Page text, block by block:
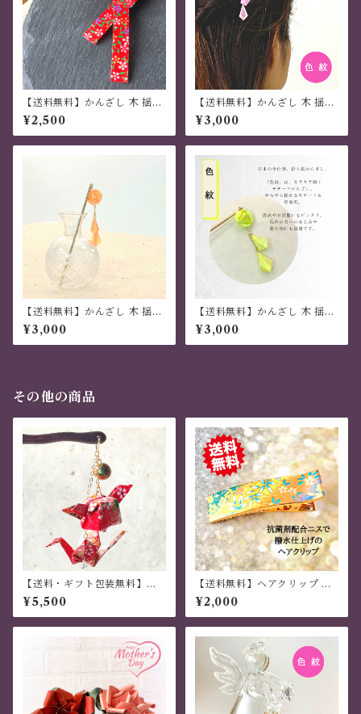
【送料無料】かんざし 木 揺れ
る 普段使い ハンドメイド 日本
伝統 折り紙 撥水仕上げ 職人技
赤 夏祭り 花火大会 プレゼント
¥2,500
【送料無料】かんざし 木 揺れ
る 普段使い ハンドメイド 日本
伝統 折り紙 撥水仕上 職人技
ピンク 夏祭り 花火大会 プレゼ
¥3,000
【送料無料】かんざし 木 揺れ
る 普段使い ハンドメイド 日本
伝統 折り紙 撥水仕上 職人技
オレンジ 夏祭り 花火大会 プレ
¥3,000
【送料無料】かんざし 木 揺れ
る 普段使い ハンドメイド 日本
伝統 折り紙 撥水仕上 職人技
黄色 夏祭り 花火大会 プレゼン
¥3,000
その他の商品
【送料・ギフト包装無料】か
んざし 木 揺れる 普段使い ハ
ンドメイド 日本伝統 折り紙 撥
水仕上 職人技 赤 夏祭り 花火
¥5,500
【送料無料】ヘアクリップ 大
きめ しっかり おしゃれ 金属製
和風 ハンドメイド 虹色
¥2,000